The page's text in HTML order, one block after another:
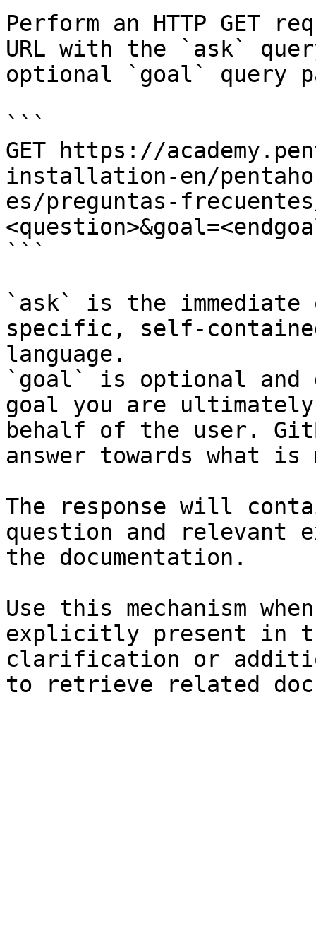
Perform an HTTP GET
URL with the `ask`
optional `goal` query
```
GET https://
installation-en/
es/preguntas-
```
`ask` is the
specific, self-
language.
`goal` is optional and
goal you are
behalf of the user.
answer towards what
The response will
question and relevant
the documentation.
Use this mechanism
explicitly present in
clarification or